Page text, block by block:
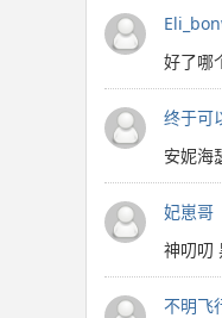
好了哪
终于可
安妮海
妃崽哥
神叨叨
不明飞